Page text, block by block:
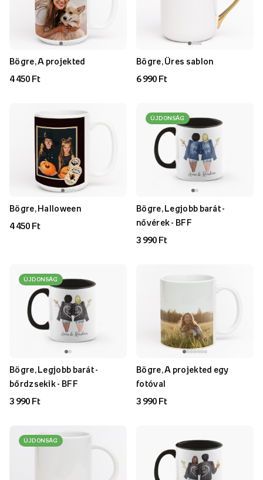
Bögre, A projekted
4 450 Ft
Bögre, Üres sablon
6 990 Ft
Bögre, Halloween
4 450 Ft
ÚJDONSÁG
Bögre, Legjobb barát -
nővérek - BFF
3 990 Ft
ÚJDONSÁG
Bögre, Legjobb barát -
bőrdzsekik - BFF
3 990 Ft
Bögre, A projekted egy
fotóval
3 990 Ft
ÚJDONSÁG